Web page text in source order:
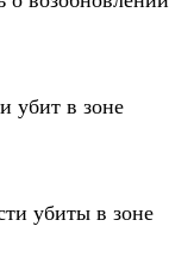
убит в зоне
убиты в зоне